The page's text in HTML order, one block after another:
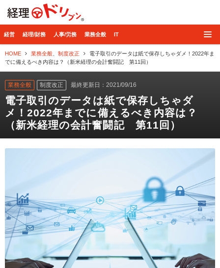
経営 経理/財務 人事/労務 業務全般 IT
HOME 業務全般 制度改正
電子取引のデータは紙で保存しちゃダメ！2022年ま
でに備えるべき内容は？（新米経理の会計奮闘記 第11回）
業務全般 制度改正 最終更新日：2021/09/16
電子取引のデータは紙で保存しちゃダ
メ！2022年までに備えるべき内容は？
（新米経理の会計奮闘記 第11回）